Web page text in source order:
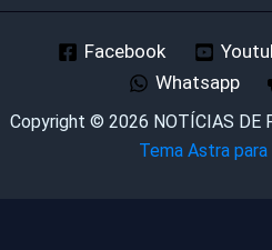
Facebook
Whatsapp
Copyright © 2026 NOTÍCIAS DE
Tema Astra